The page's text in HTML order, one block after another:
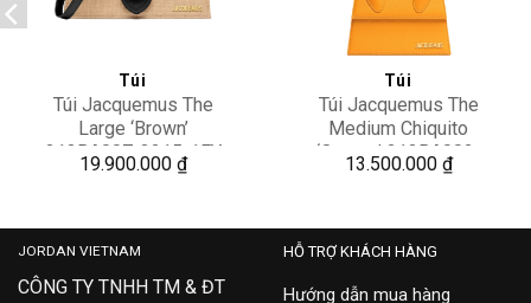
Túi
Túi Jacquemus The
Large ‘Brown’
213BA007-3215-1FY
19.900.000 ₫
Túi
Túi Jacquemus The
Medium Chiquito
‘Orange’ 213BA002-
3163-780
13.500.000 ₫
JORDAN VIETNAM
CÔNG TY TNHH TM & ĐT
HỖ TRỢ KHÁCH HÀNG
Hướng dẫn mua hàng